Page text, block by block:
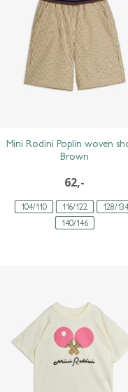
104/110 116/122
128/134
140/146
Mini Rodini Poplin woven
Brown
62,-